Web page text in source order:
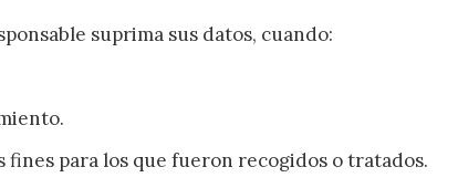
suprima sus datos, cuando:
fines para los que fueron recogidos o tratados.
cookies
sitio web utiliza Cookies propias para recopilar información
de las mismas. El usuario tiene la posibilidad de